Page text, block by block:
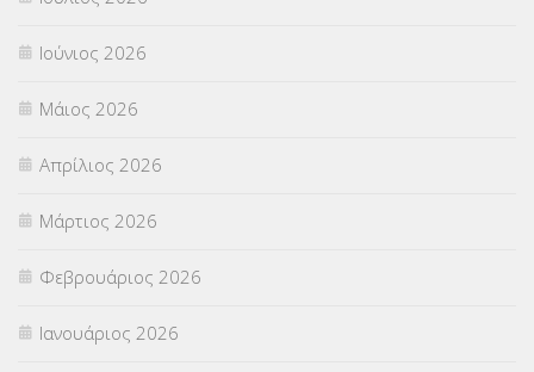
ΠΡΟΚΗΡΥΞΕΙΣ
ΣΕΜΙΝΑΡΙΑ – ΗΜΕΡΙΔΕΣ
ΣΕΠ(50)
ΣΤΕΛΕΧΗ (360)
ΣΥΜΒΟΥΛΕΥΤΙΚΟΣ ΣΤΑΘΜΟΣ ΝΕΩΝ
ΣΥΝΤΑΞΕΙΣ(12)
Ιούνιος 2026
Μάιος 2026
Απρίλιος 2026
Μάρτιος 2026
Φεβρουάριος 2026
Ιανουάριος 2026